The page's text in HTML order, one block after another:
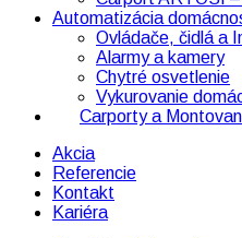
Automatizácia
Ovládače, čidlá a
Alarmy a kamery
Chytré osvetlenie
Vykurovanie
Carporty a
Akcia
Referencie
Kontakt
Kariéra